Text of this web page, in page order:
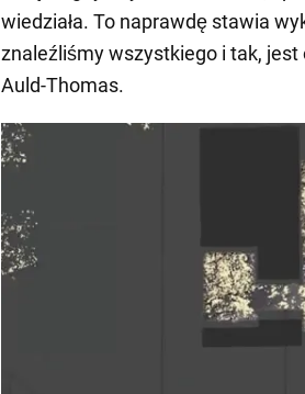
wiedziała. To naprawdę stawia
znaleźliśmy wszystkiego i tak, jest
Auld-Thomas.